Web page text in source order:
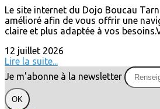
Le site internet du Dojo Boucau
amélioré afin de vous offrir une
claire et plus adaptée à vos
12 juillet 2026
Lire la suite...
Je m'abonne à la newsletter
OK